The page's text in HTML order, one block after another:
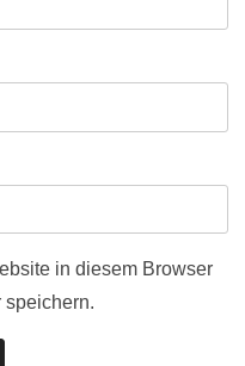
in diesem Browser
speichern.